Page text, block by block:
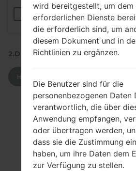
2.DRÜCKEN SIE ZUM
wird bereitgestellt, um dem
erforderlichen Dienste
die erforderlich sind, um
diesem Dokument und in
Richtlinien zu ergänzen.
Die Benutzer sind für die
personenbezogenen Daten
verantwortlich, die über
Anwendung empfangen,
oder übertragen werden,
dass sie die Zustimmung
haben, um ihre Daten dem
zur Verfügung zu stellen.